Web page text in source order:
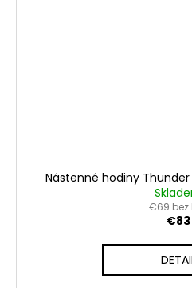
Nástenné hodiny
€69 bez
€83